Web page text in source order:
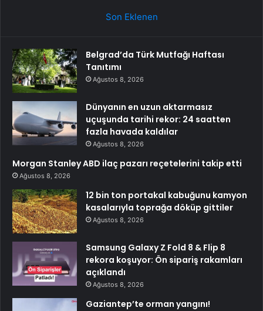
Son Eklenen
Belgrad’da Türk Mutfağı Haftası
Tanıtımı
Ağustos 8, 2026
Dünyanın en uzun aktarmasız
uçuşunda tarihi rekor: 24 saatten
fazla havada kaldılar
Ağustos 8, 2026
Morgan Stanley ABD ilaç pazarı reçetelerini takip etti
Ağustos 8, 2026
12 bin ton portakal kabuğunu kamyon
kasalarıyla toprağa döküp gittiler
Ağustos 8, 2026
Samsung Galaxy Z Fold 8 & Flip 8
rekora koşuyor: Ön sipariş rakamları
açıklandı
Ağustos 8, 2026
Gaziantep’te orman yangını!